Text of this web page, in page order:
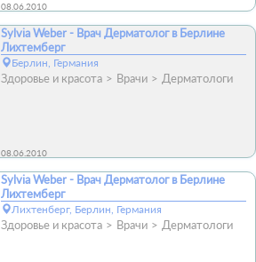
08.06.2010
Sylvia Weber - Врач Дерматолог в Берлине
Лихтемберг
Берлин, Германия
Здоровье и красота Врачи Дерматологи
08.06.2010
Sylvia Weber - Врач Дерматолог в Берлине
Лихтемберг
Лихтенберг, Берлин, Германия
Здоровье и красота Врачи Дерматологи